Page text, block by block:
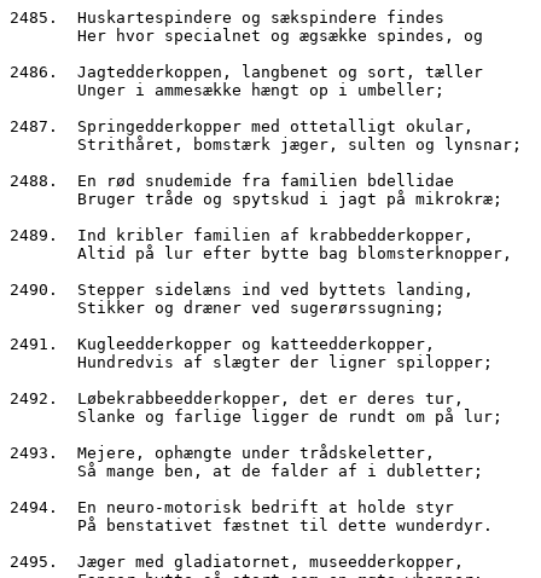
2485.  Huskartespindere og sækspindere findes
       Her hvor specialnet og ægsække spindes, og
2486.  Jagtedderkoppen, langbenet og sort, tæller
       Unger i ammesække hængt op i umbeller;
2487.  Springedderkopper med ottetalligt okular,
       Strithåret, bomstærk jæger, sulten og lynsnar;
2488.  En rød snudemide fra familien bdellidae
       Bruger tråde og spytskud i jagt på mikrokræ;
2489.  Ind kribler familien af krabbedderkopper,
       Altid på lur efter bytte bag blomsterknopper,
2490.  Stepper sidelæns ind ved byttets landing,
       Stikker og dræner ved sugerørssugning;
2491.  Kugleedderkopper og katteedderkopper,
       Hundredvis af slægter der ligner spilopper;
2492.  Løbekrabbeedderkopper, det er deres tur,
       Slanke og farlige ligger de rundt om på lur;
2493.  Mejere, ophængte under trådskeletter,
       Så mange ben, at de falder af i dubletter;
2494.  En neuro-motorisk bedrift at holde styr
       På benstativet fæstnet til dette wunderdyr.
2495.  Jæger med gladiatornet, museedderkopper,